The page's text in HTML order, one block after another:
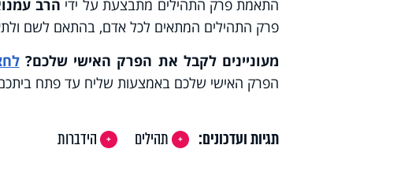
התאמת פרק התהילים מתבצעת על ידי הרב
פרק התהילים המתאים לכל אדם, בהתאם לשם
מעוניינים לקבל את הפרק האישי שלכם?
הפרק האישי שלכם באמצעות שליח עד פתח
תגיות ועדכונים: תהילים הידברות